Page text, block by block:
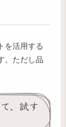
を活用する
。ただし品
、試す